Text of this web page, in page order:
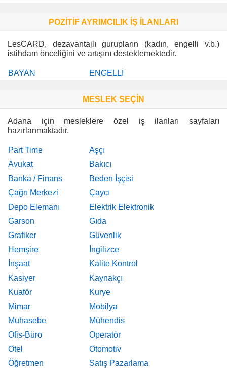
POZİTİF AYRIMCILIK İŞ İLANLARI
LesCARD, dezavantajlı gurupların (kadın, engelli v.b.)
istihdam önceliğini ve artışını desteklemektedir.
BAYAN ENGELLİ
MESLEK SEÇİN
Adana için mesleklere özel iş ilanları sayfaları
hazırlanmaktadır.
Part Time
Aşçı
Avukat
Bakıcı
Banka / Finans
Beden İşçisi
Çağrı Merkezi
Çaycı
Depo Elemanı
Elektrik Elektronik
Garson
Gıda
Grafiker
Güvenlik
Hemşire
İngilizce
İnşaat
Kalite Kontrol
Kasiyer
Kaynakçı
Kuaför
Kurye
Mimar
Mobilya
Muhasebe
Mühendis
Ofis-Büro
Operatör
Otel
Otomotiv
Öğretmen
Satış Pazarlama